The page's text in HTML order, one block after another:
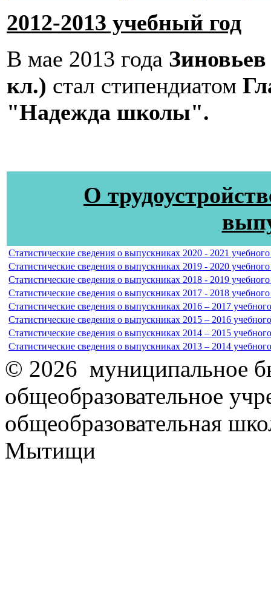
2012-2013 учебный год
В мае 2013 года
кл.) стал стипендиатом
"Надежда школы".
О
Статистические сведения о выпускниках 2020 - 2021 учебного
Статистические сведения о выпускниках 2019 - 2020 учебного
Статистические сведения о выпускниках 2018 - 2019 учебного
Статистические сведения о выпускниках 2017 - 2018 учебного
Статистические сведения о выпускниках 2016 – 2017
Статистические сведения о выпускниках 2015 – 2016
Статистические сведения о выпускниках 2014 – 2015
Статистические сведения о выпускниках 2013 – 2014
© 2026 муниципальное
общеобразовательное
общеобразовательная
Мытищи